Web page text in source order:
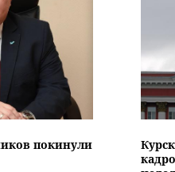
покинули